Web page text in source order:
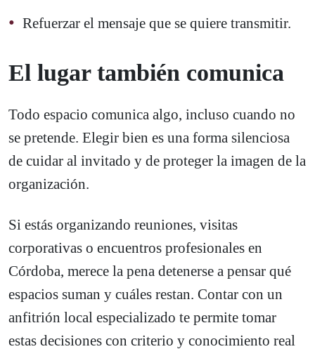
Refuerzar el mensaje que se quiere transmitir.
El lugar también comunica
Todo espacio comunica algo, incluso cuando no
se pretende. Elegir bien es una forma silenciosa
de cuidar al invitado y de proteger la imagen de la
organización.
Si estás organizando reuniones, visitas
corporativas o encuentros profesionales en
Córdoba, merece la pena detenerse a pensar qué
espacios suman y cuáles restan. Contar con un
anfitrión local especializado te permite tomar
estas decisiones con criterio y conocimiento real